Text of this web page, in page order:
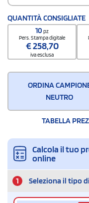
QUANTITÀ CONSIGLIATE
10pz
Pers. Stampa digitale
€258,70
iva esclusa
ORDINA
NEUTRO
TABELLA
Calcola il tuo
online
1 Seleziona il tipo